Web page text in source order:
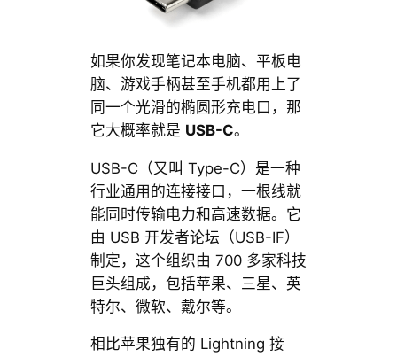
如果你发现笔记本电脑、平板电
脑、游戏手柄甚至手机都用上了
同一个光滑的椭圆形充电口，那
它大概率就是 USB-C。
USB-C（又叫 Type-C）是一种
行业通用的连接接口，一根线就
能同时传输电力和高速数据。它
由 USB 开发者论坛（USB-IF）
制定，这个组织由 700 多家科技
巨头组成，包括苹果、三星、英
特尔、微软、戴尔等。
相比苹果独有的 Lightning 接